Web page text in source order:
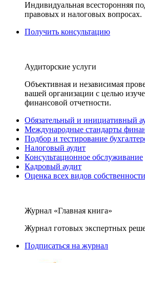
Индивидуальная всесторонняя
правовых и налоговых вопросах.
Получить консультацию
Аудиторские услуги
Объективная и независимая
вашей организации с целью
финансовой отчетности.
Обязательный и инициативный
Международные стандарты
Подбор и тестирование
Налоговый аудит
Консультационное обслуживание
Кадровый аудит
Оценка всех видов собственности
Журнал «Главная книга»
Журнал готовых экспертных
Подписаться на журнал